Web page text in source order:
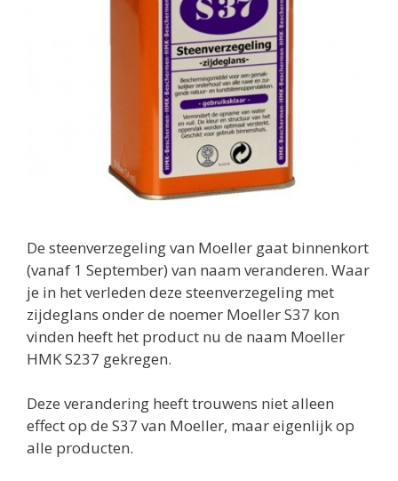
De steenverzegeling van Moeller gaat binnenkort
(vanaf 1 September) van naam veranderen. Waar
je in het verleden deze steenverzegeling met
zijdeglans onder de noemer Moeller S37 kon
vinden heeft het product nu de naam Moeller
HMK S237 gekregen.
Deze verandering heeft trouwens niet alleen
effect op de S37 van Moeller, maar eigenlijk op
alle producten.